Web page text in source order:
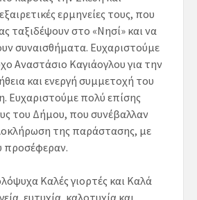
ερμηνείες τους, που
ταξιδέψουν στο «Νησί» και να
συναισθήματα. Ευχαριστούμε
Αναστάσιο Καγιάογλου για την
και ενεργή συμμετοχή του
Ευχαριστούμε πολύ επίσης
του Δήμου, που συνέβαλλαν
της παράστασης, με
προσέφεραν.
Καλές γιορτές και Καλά